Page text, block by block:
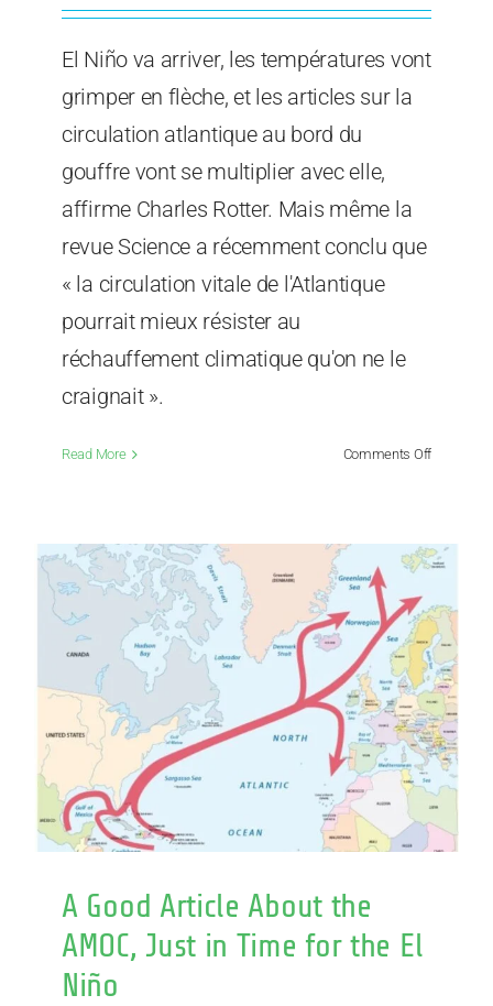
El Niño va arriver, les températures vont
grimper en flèche, et les articles sur la
circulation atlantique au bord du
gouffre vont se multiplier avec elle,
affirme Charles Rotter. Mais même la
revue Science a récemment conclu que
« la circulation vitale de l'Atlantique
pourrait mieux résister au
réchauffement climatique qu'on ne le
craignait ».
Read More Comments Offon
sur
à
temps
pour
El
Niño
A Good Article About the
AMOC, Just in Time for the El
Niño